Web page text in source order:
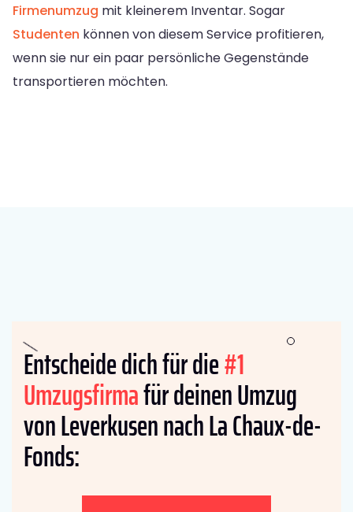
Firmenumzug mit kleinerem Inventar. Sogar
Studenten können von diesem Service profitieren,
wenn sie nur ein paar persönliche Gegenstände
transportieren möchten.
Entscheide dich für die#1
Umzugsfirmafür deinen Umzug
von Leverkusen nach La Chaux-de-
Fonds: